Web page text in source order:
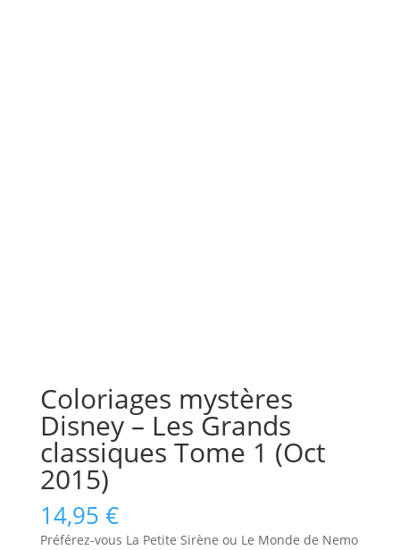
Coloriages mystères
Disney – Les Grands
classiques Tome 1 (Oct
2015)
14,95 €
Préférez-vous La Petite Sirène ou Le Monde de Nemo